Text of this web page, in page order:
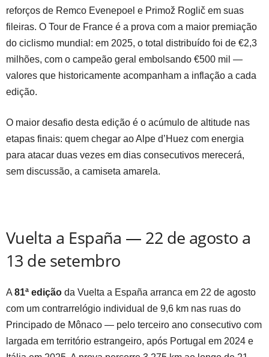
reforços de Remco Evenepoel e Primož Roglič em suas
fileiras. O Tour de France é a prova com a maior premiação
do ciclismo mundial: em 2025, o total distribuído foi de €2,3
milhões, com o campeão geral embolsando €500 mil —
valores que historicamente acompanham a inflação a cada
edição.
O maior desafio desta edição é o acúmulo de altitude nas
etapas finais: quem chegar ao Alpe d’Huez com energia
para atacar duas vezes em dias consecutivos merecerá,
sem discussão, a camiseta amarela.
Vuelta a España — 22 de agosto a
13 de setembro
A 81ª edição da Vuelta a España arranca em 22 de agosto
com um contrarrelógio individual de 9,6 km nas ruas do
Principado de Mônaco — pelo terceiro ano consecutivo com
largada em território estrangeiro, após Portugal em 2024 e